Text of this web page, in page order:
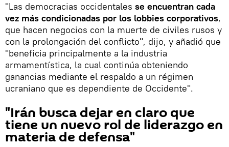
"Las democracias occidentales se encuentran cada
vez más condicionadas por los lobbies corporativos,
que hacen negocios con la muerte de civiles rusos y
con la prolongación del conflicto", dijo, y añadió que
"beneficia principalmente a la industria
armamentística, la cual continúa obteniendo
ganancias mediante el respaldo a un régimen
ucraniano que es dependiente de Occidente".
"Irán busca dejar en claro que
tiene un nuevo rol de liderazgo en
materia de defensa"